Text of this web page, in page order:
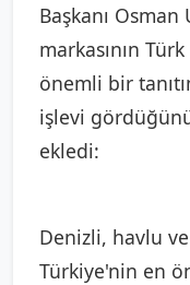
Başkanı
markasının
önemli bir
işlevi
ekledi:
Denizli, havlu
Türkiye'nin en